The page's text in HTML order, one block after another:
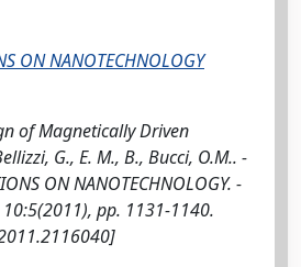
ON NANOTECHNOLOGY
of Magnetically Driven
G., E. M., B., Bucci, O.M.. -
ON NANOTECHNOLOGY. -
10:5(2011), pp. 1131-1140.